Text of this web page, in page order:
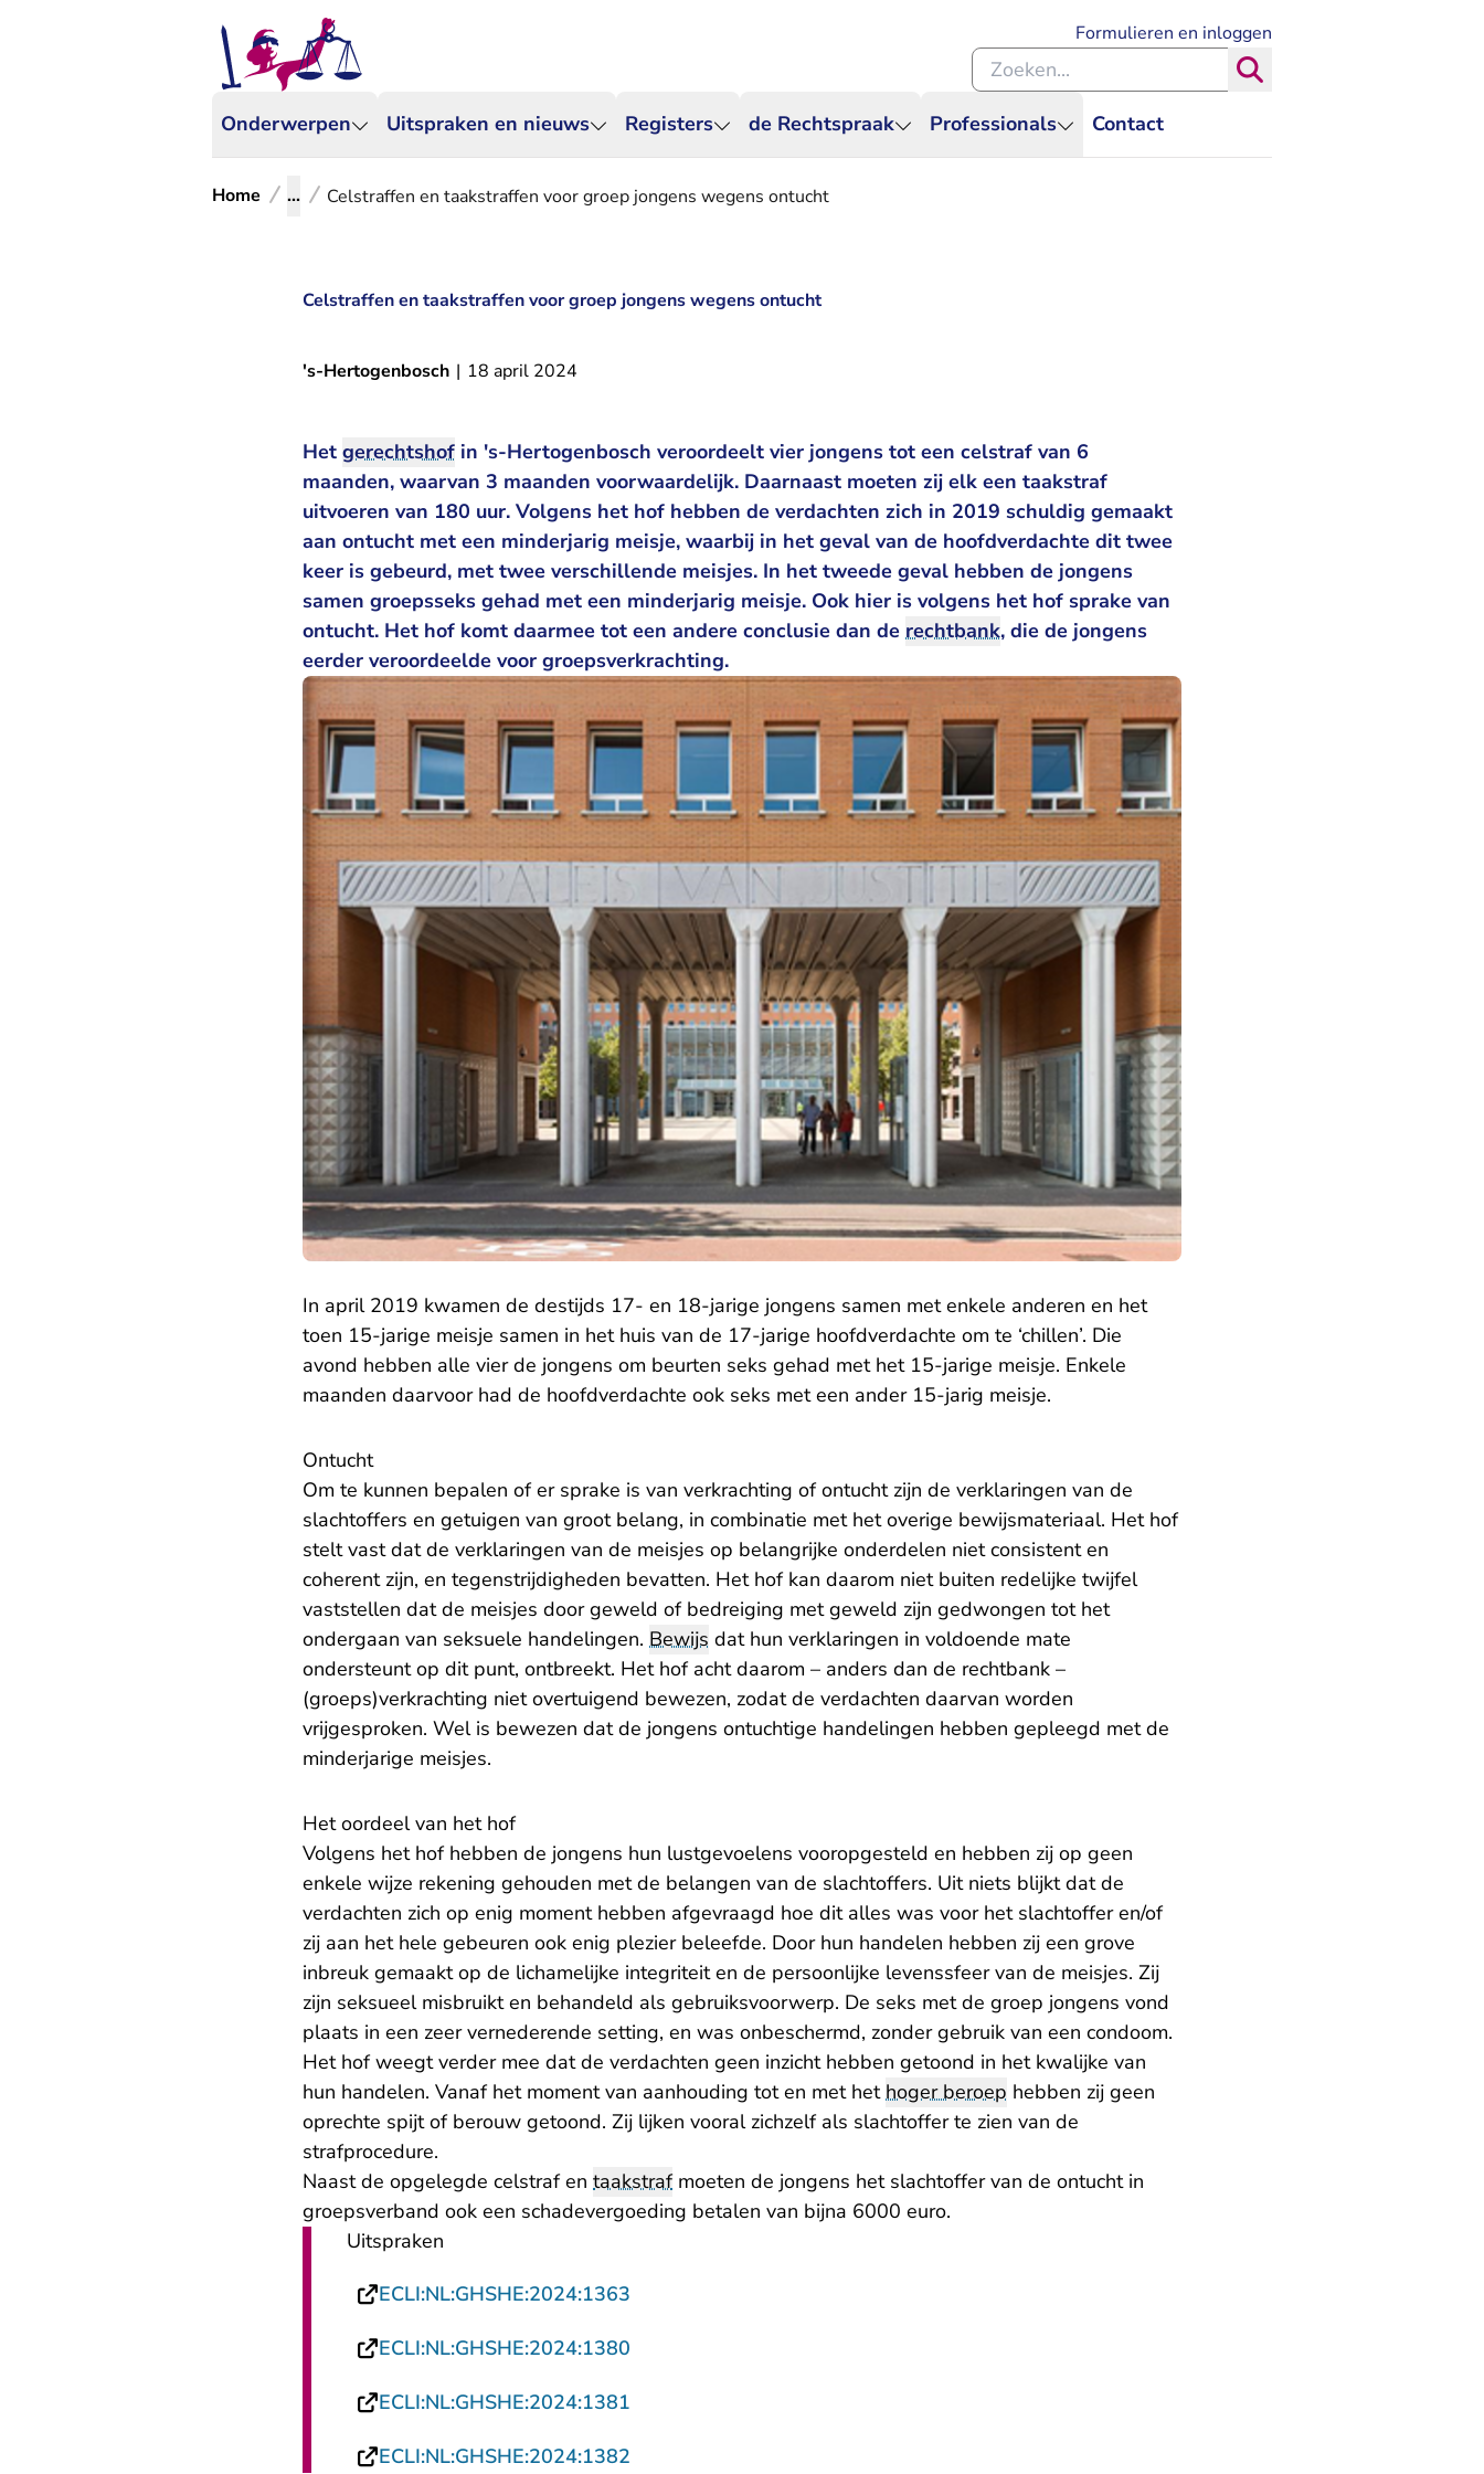
Onderwerpen Uitspraken en nieuws Registers de Rechtspraak Professionals Contact
Formulieren en inloggen
Zoeken binnen de Rechtspraak
Home ... Celstraffen en taakstraffen voor groep jongens wegens ontucht
Celstraffen en taakstraffen voor groep jongens wegens ontucht
's-Hertogenbosch | 18 april 2024
Het gerechtshof in 's-Hertogenbosch veroordeelt vier jongens tot een celstraf van 6
maanden, waarvan 3 maanden voorwaardelijk. Daarnaast moeten zij elk een taakstraf
uitvoeren van 180 uur. Volgens het hof hebben de verdachten zich in 2019 schuldig gemaakt
aan ontucht met een minderjarig meisje, waarbij in het geval van de hoofdverdachte dit twee
keer is gebeurd, met twee verschillende meisjes. In het tweede geval hebben de jongens
samen groepsseks gehad met een minderjarig meisje. Ook hier is volgens het hof sprake van
ontucht. Het hof komt daarmee tot een andere conclusie dan de rechtbank, die de jongens
eerder veroordeelde voor groepsverkrachting.
In april 2019 kwamen de destijds 17- en 18-jarige jongens samen met enkele anderen en het
toen 15-jarige meisje samen in het huis van de 17-jarige hoofdverdachte om te ‘chillen’. Die
avond hebben alle vier de jongens om beurten seks gehad met het 15-jarige meisje. Enkele
maanden daarvoor had de hoofdverdachte ook seks met een ander 15-jarig meisje.
Ontucht
Om te kunnen bepalen of er sprake is van verkrachting of ontucht zijn de verklaringen van de
slachtoffers en getuigen van groot belang, in combinatie met het overige bewijsmateriaal. Het hof
stelt vast dat de verklaringen van de meisjes op belangrijke onderdelen niet consistent en
coherent zijn, en tegenstrijdigheden bevatten. Het hof kan daarom niet buiten redelijke twijfel
vaststellen dat de meisjes door geweld of bedreiging met geweld zijn gedwongen tot het
ondergaan van seksuele handelingen. Bewijs dat hun verklaringen in voldoende mate
ondersteunt op dit punt, ontbreekt. Het hof acht daarom – anders dan de rechtbank –
(groeps)verkrachting niet overtuigend bewezen, zodat de verdachten daarvan worden
vrijgesproken. Wel is bewezen dat de jongens ontuchtige handelingen hebben gepleegd met de
minderjarige meisjes.
Het oordeel van het hof
Volgens het hof hebben de jongens hun lustgevoelens vooropgesteld en hebben zij op geen
enkele wijze rekening gehouden met de belangen van de slachtoffers. Uit niets blijkt dat de
verdachten zich op enig moment hebben afgevraagd hoe dit alles was voor het slachtoffer en/of
zij aan het hele gebeuren ook enig plezier beleefde. Door hun handelen hebben zij een grove
inbreuk gemaakt op de lichamelijke integriteit en de persoonlijke levenssfeer van de meisjes. Zij
zijn seksueel misbruikt en behandeld als gebruiksvoorwerp. De seks met de groep jongens vond
plaats in een zeer vernederende setting, en was onbeschermd, zonder gebruik van een condoom.
Het hof weegt verder mee dat de verdachten geen inzicht hebben getoond in het kwalijke van
hun handelen. Vanaf het moment van aanhouding tot en met hethoger beroep hebben zij geen
oprechte spijt of berouw getoond. Zij lijken vooral zichzelf als slachtoffer te zien van de
strafprocedure.
Naast de opgelegde celstraf en taakstrafmoeten de jongens het slachtoffer van de ontucht in
groepsverband ook een schadevergoeding betalen van bijna 6000 euro.
Uitspraken
ECLI:NL:GHSHE:2024:1363
ECLI:NL:GHSHE:2024:1380
ECLI:NL:GHSHE:2024:1381
ECLI:NL:GHSHE:2024:1382